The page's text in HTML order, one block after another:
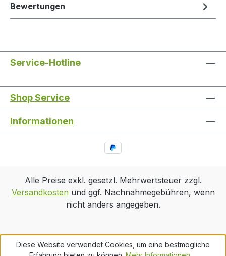
Bewertungen
Service-Hotline
Shop Service
Informationen
Alle Preise exkl. gesetzl. Mehrwertsteuer zzgl.
Versandkostenund ggf. Nachnahmegebühren, wenn
nicht anders angegeben.
Diese Website verwendet Cookies, um eine bestmögliche